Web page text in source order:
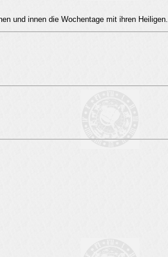
und innen die Wochentage mit ihren Heiligen.